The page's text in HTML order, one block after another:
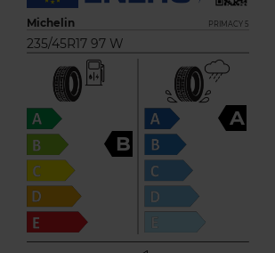
Michelin PRIMACY 5
235/45R17 97 W
B
A